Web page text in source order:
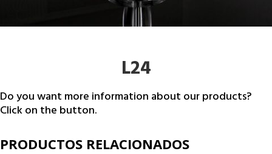
L24
Do you want more information about our products?
Click on the button.
PRODUCTOS RELACIONADOS